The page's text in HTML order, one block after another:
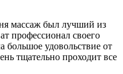
массаж был лучший из
профессионал своего
большое удовольствие от
тщательно проходит все